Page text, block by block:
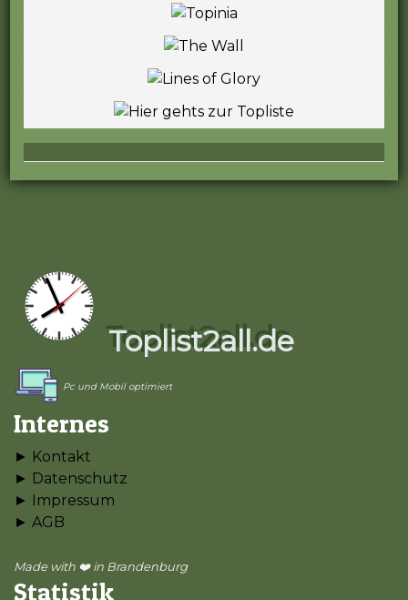
Toplist2all.de
Pc und Mobil optimiert
Internes
► Kontakt
► Datenschutz
► Impressum
► AGB
Made with ❤️ in Brandenburg
Statistik